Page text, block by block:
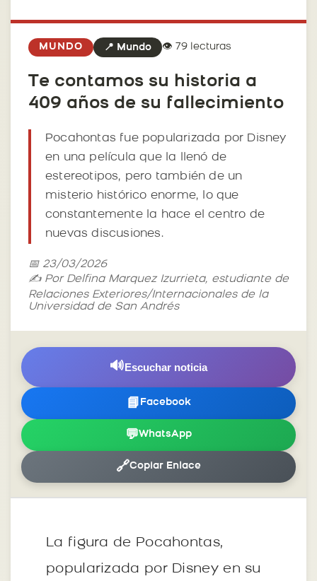
MUNDO 📍 Mundo 👁️ 79 lecturas
Te contamos su historia a
409 años de su fallecimiento
Pocahontas fue popularizada por Disney
en una película que la llenó de
estereotipos, pero también de un
misterio histórico enorme, lo que
constantemente la hace el centro de
nuevas discusiones.
📅 23/03/2026
✍️ Por Delfina Marquez Izurrieta, estudiante de
Relaciones Exteriores/Internacionales de la
Universidad de San Andrés
🔊Escuchar noticia
📘 Facebook
💬WhatsApp
🔗Copiar Enlace
La figura de Pocahontas,
popularizada por Disney en su